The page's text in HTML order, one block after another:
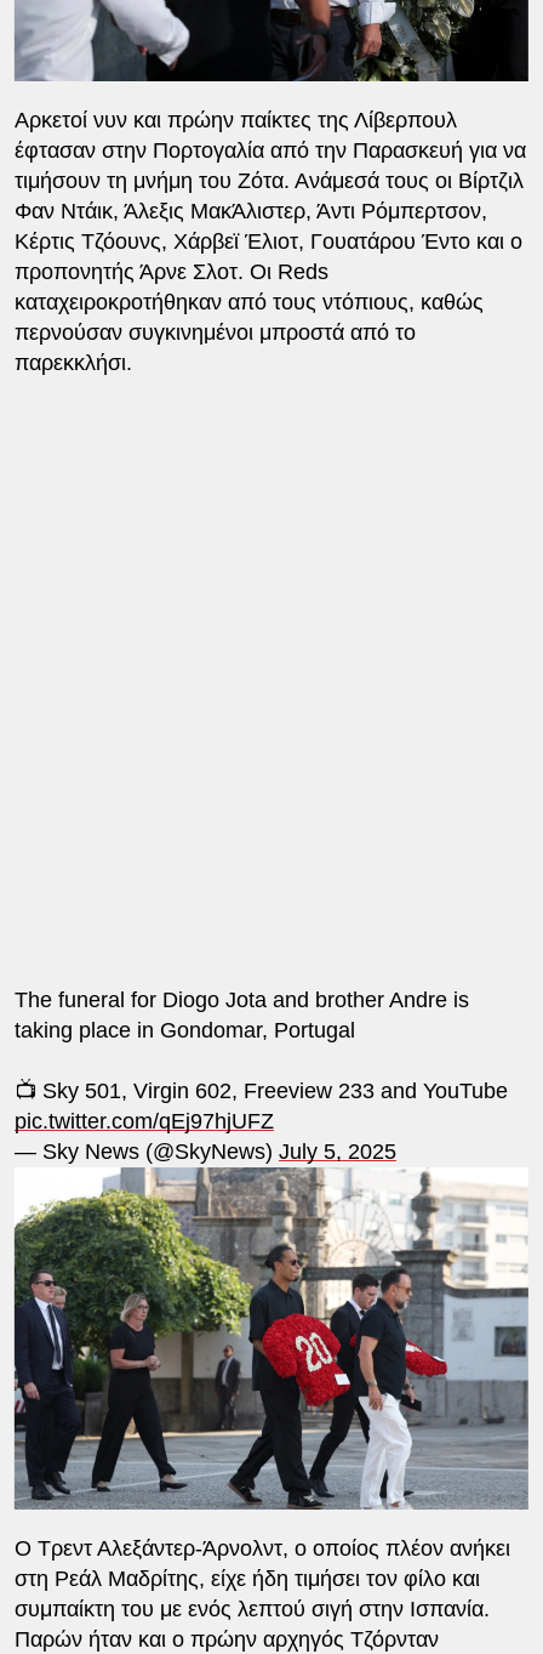
Αρκετοί νυν και πρώην παίκτες της Λίβερπουλ
έφτασαν στην Πορτογαλία από την Παρασκευή για να
τιμήσουν τη μνήμη του Ζότα. Ανάμεσά τους οι Βίρτζιλ
Φαν Ντάικ, Άλεξις ΜακΆλιστερ, Άντι Ρόμπερτσον,
Κέρτις Τζόουνς, Χάρβεϊ Έλιοτ, Γουατάρου Έντο και ο
προπονητής Άρνε Σλοτ. Οι Reds
καταχειροκροτήθηκαν από τους ντόπιους, καθώς
περνούσαν συγκινημένοι μπροστά από το
παρεκκλήσι.
The funeral for Diogo Jota and brother Andre is
taking place in Gondomar, Portugal
📺 Sky 501, Virgin 602, Freeview 233 and YouTube
pic.twitter.com/qEj97hjUFZ
— Sky News (@SkyNews) July 5, 2025
Ο Τρεντ Αλεξάντερ-Άρνολντ, ο οποίος πλέον ανήκει
στη Ρεάλ Μαδρίτης, είχε ήδη τιμήσει τον φίλο και
συμπαίκτη του με ενός λεπτού σιγή στην Ισπανία.
Παρών ήταν και ο πρώην αρχηγός Τζόρνταν